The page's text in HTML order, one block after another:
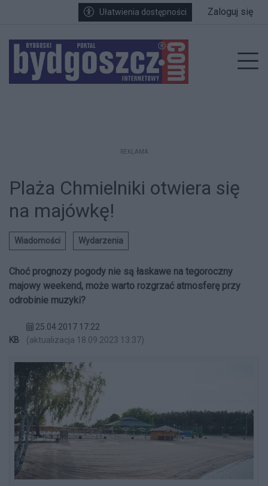
Przejdź do głównych treści
Przejdź do wyszukiwarki
Przejdź do głównego menuUłatwienia dostępności Zaloguj się
REKLAMA
Plaża Chmielniki otwiera się
na majówkę!
Wiadomości Wydarzenia
Choć prognozy pogody nie są łaskawe na tegoroczny
majowy weekend, może warto rozgrzać atmosferę przy
odrobinie muzyki?
KB
25.04.2017 17:22
(aktualizacja 18.09.2023 13:37)